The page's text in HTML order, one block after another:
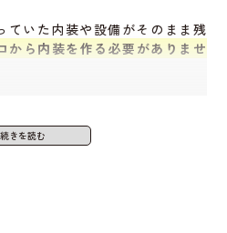
ていた内装や設備がそのまま残
から内装を作る必要がありませ